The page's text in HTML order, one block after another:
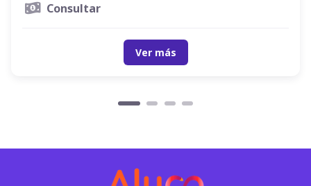
Consultar
Ver más